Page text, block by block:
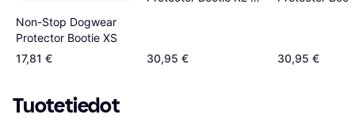
Non-Stop Dogwear
Protector Bootie XS
17,81 €
30,95 € 30,95 €
Tuotetiedot